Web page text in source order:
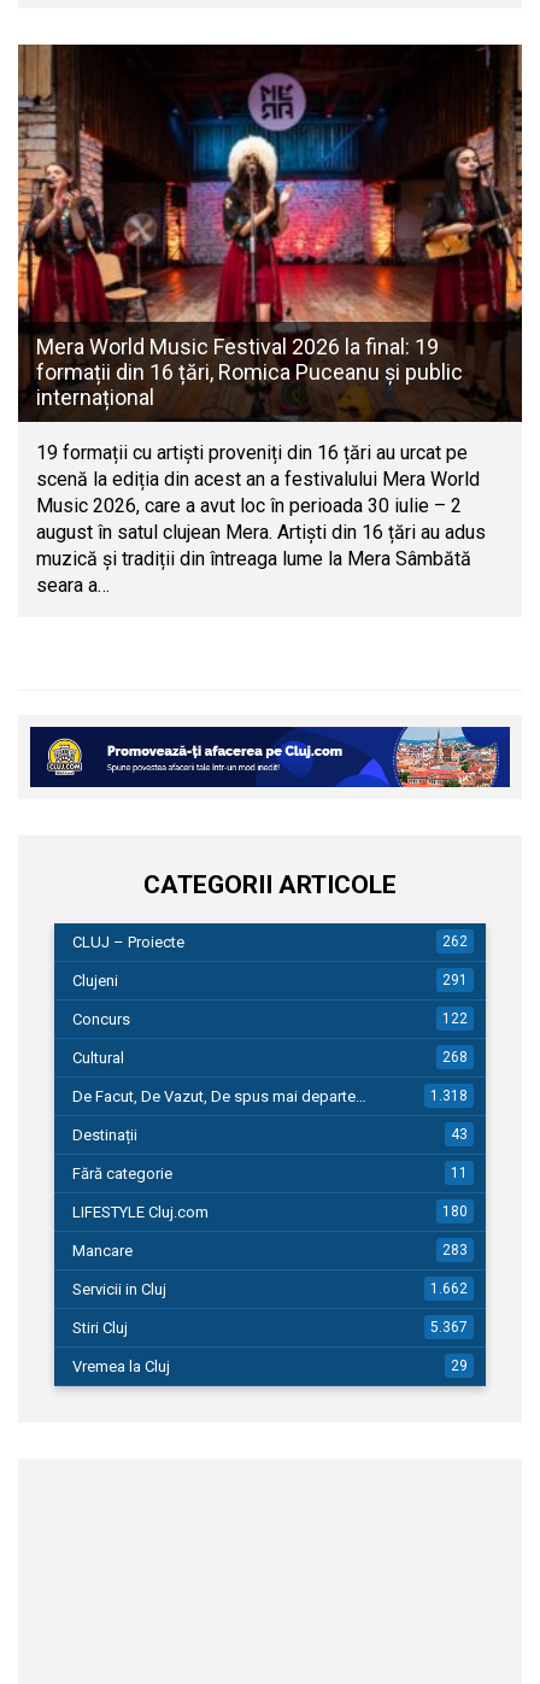
Mera World Music Festival 2026 la final: 19
formații din 16 țări, Romica Puceanu și public
internațional
19 formații cu artiști proveniți din 16 țări au urcat pe
scenă la ediția din acest an a festivalului Mera World
Music 2026, care a avut loc în perioada 30 iulie – 2
august în satul clujean Mera. Artiști din 16 țări au adus
muzică și tradiții din întreaga lume la Mera Sâmbătă
seara a…
CATEGORII ARTICOLE
CLUJ – Proiecte 262
Clujeni 291
Concurs 122
Cultural 268
De Facut, De Vazut, De spus mai departe… 1.318
Destinații 43
Fără categorie 11
LIFESTYLE Cluj.com 180
Mancare 283
Servicii in Cluj 1.662
Stiri Cluj 5.367
Vremea la Cluj 29